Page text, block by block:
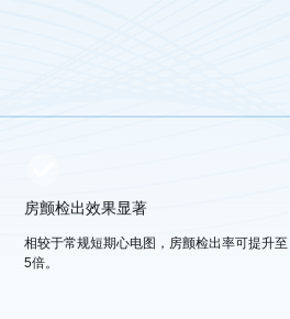
房颤检出效果显著
相较于常规短期心电图，房颤检出率可提升至
5倍。